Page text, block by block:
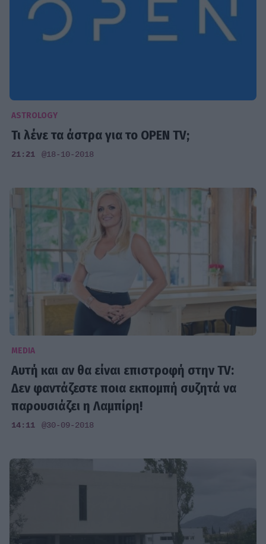
ASTROLOGY
Τι λένε τα άστρα για το OPEN TV;
21:21 @18-10-2018
MEDIA
Αυτή και αν θα είναι επιστροφή στην TV:
Δεν φαντάζεστε ποια εκπομπή συζητά να
παρουσιάζει η Λαμπίρη!
14:11 @30-09-2018